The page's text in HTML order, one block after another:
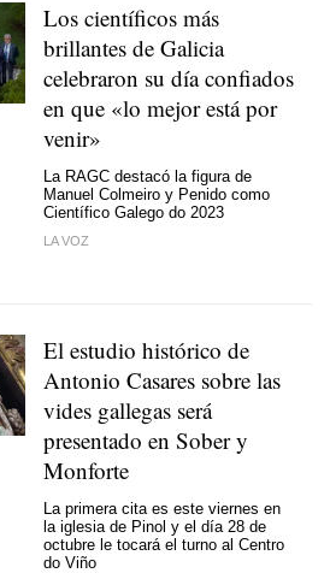
Los científicos más
brillantes de Galicia
celebraron su día confiados
en que «lo mejor está por
venir»
La RAGC destacó la figura de
Manuel Colmeiro y Penido como
Científico Galego do 2023
LA VOZ
El estudio histórico de
Antonio Casares sobre las
vides gallegas será
presentado en Sober y
Monforte
La primera cita es este viernes en
la iglesia de Pinol y el día 28 de
octubre le tocará el turno al Centro
do Viño